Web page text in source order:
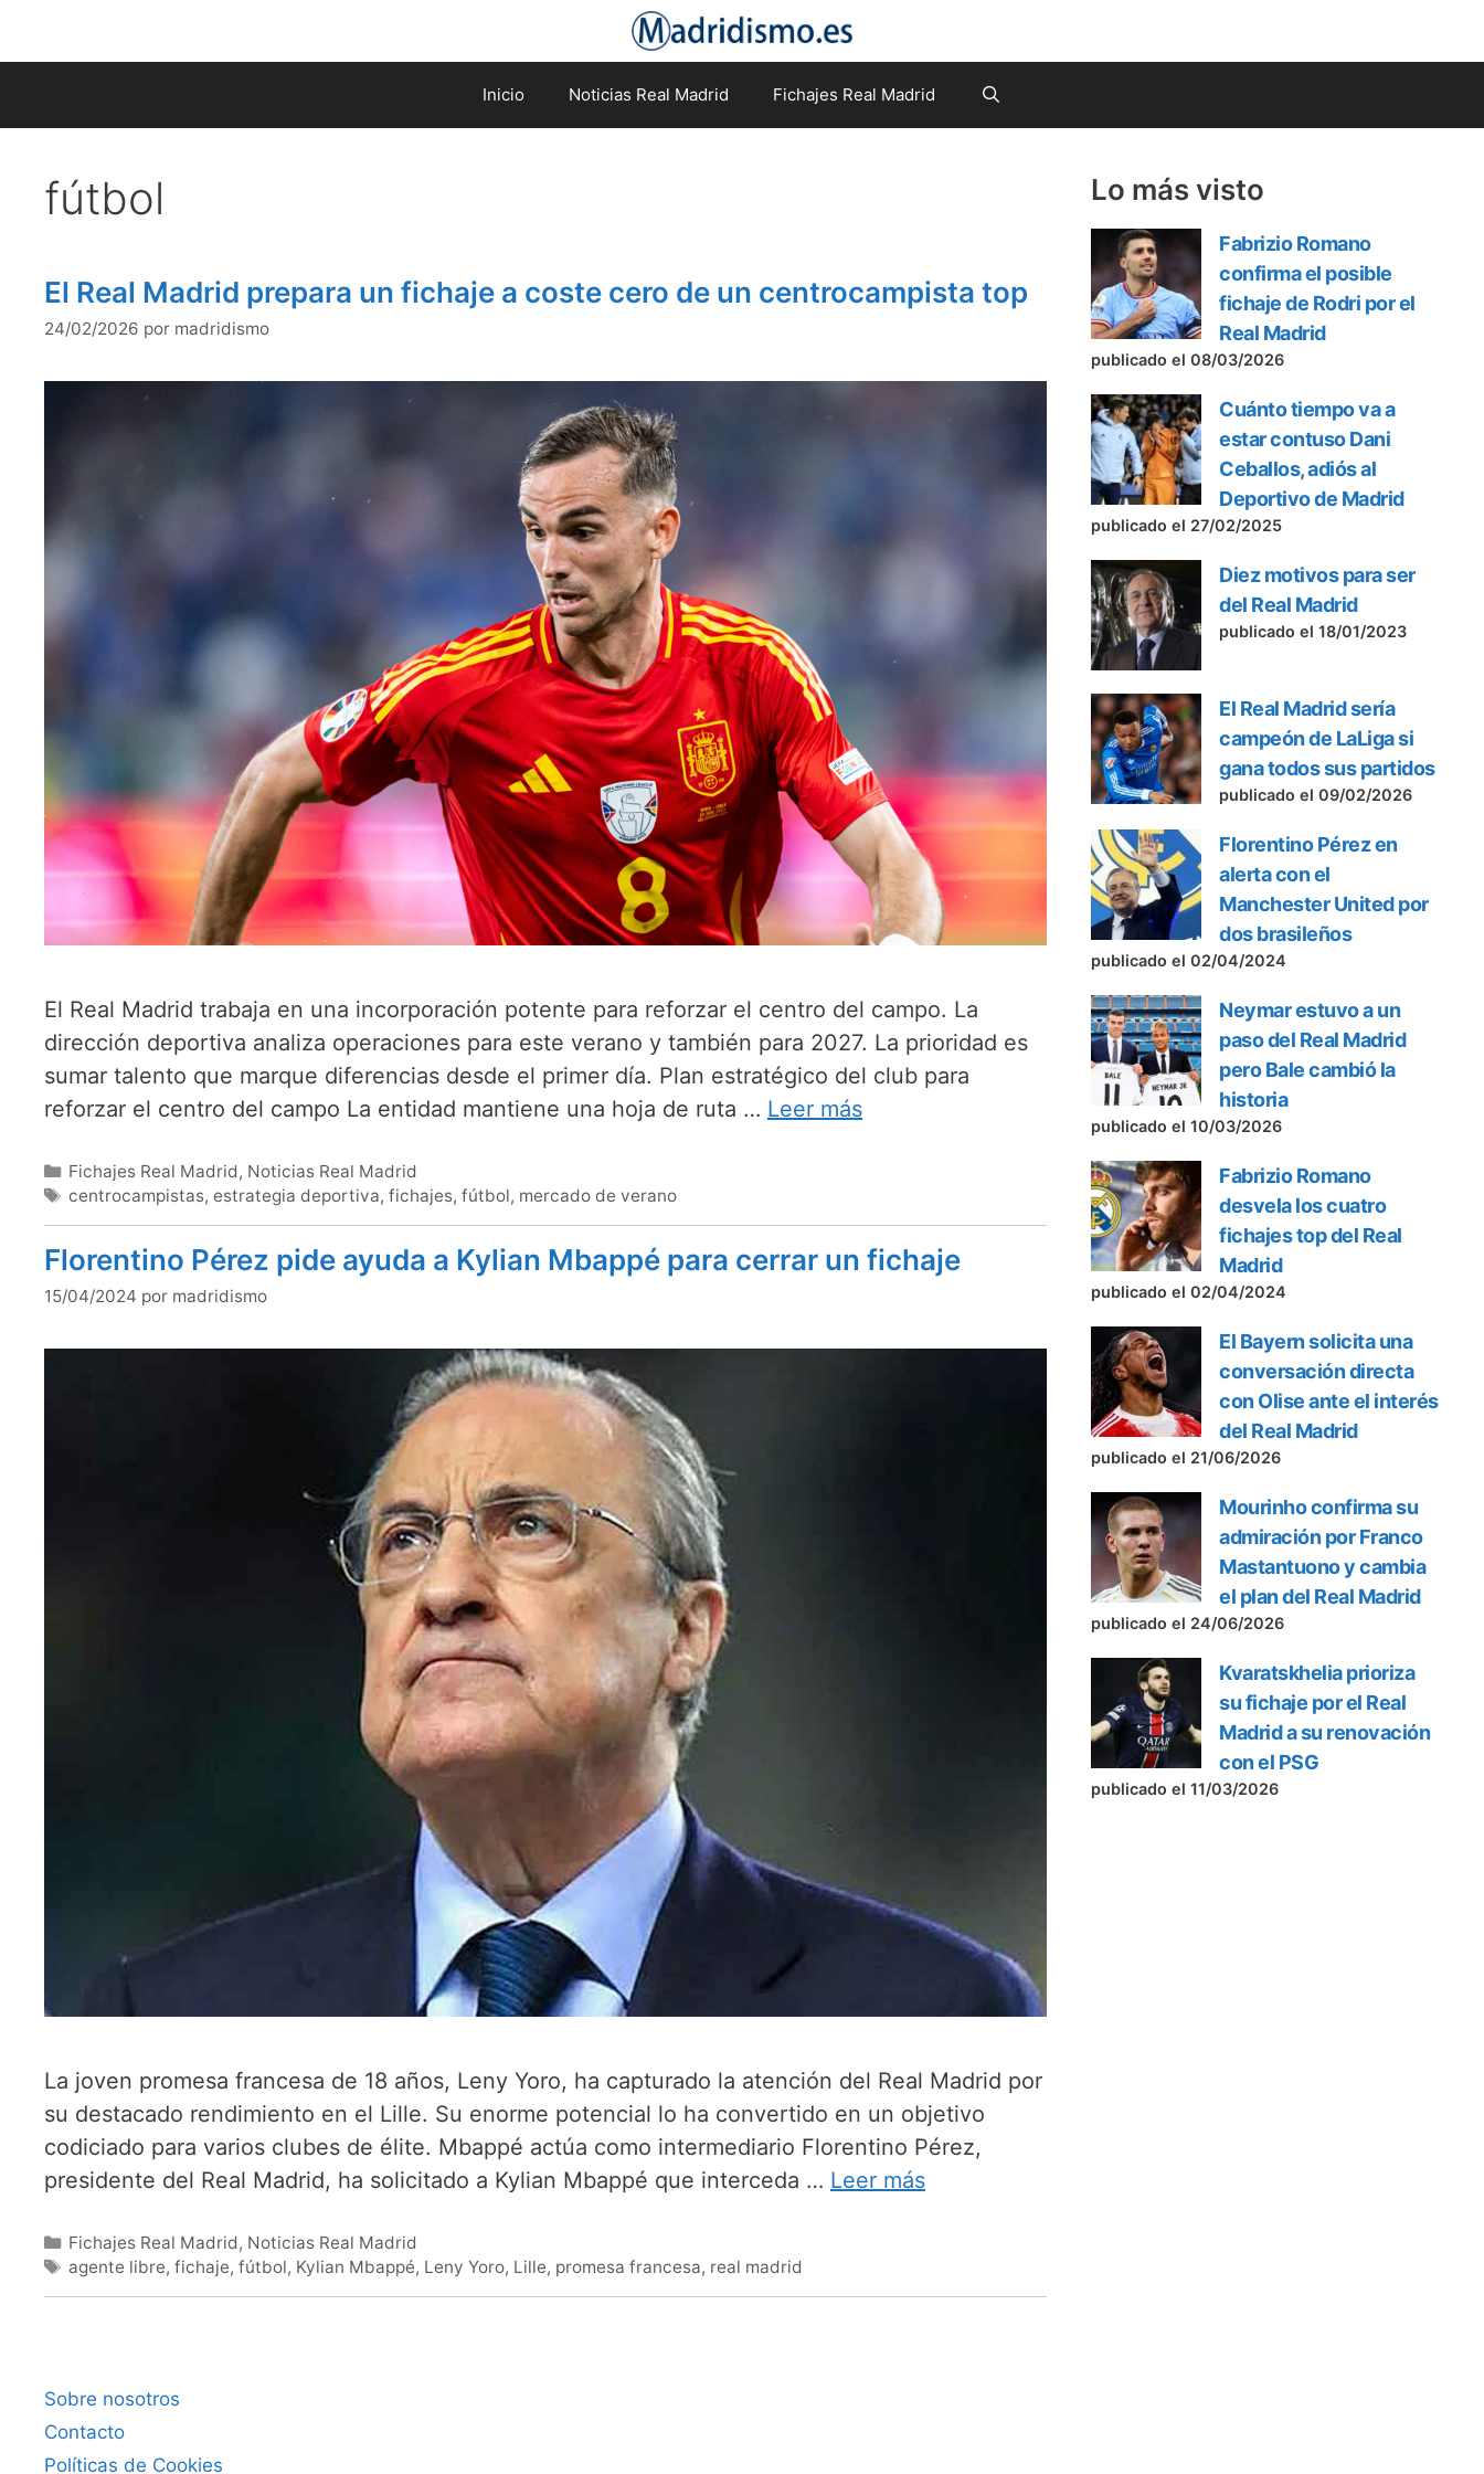
Inicio Noticias Real Madrid Fichajes Real Madrid
fútbol
El Real Madrid prepara un fichaje a coste cero de un centrocampista top
24/02/2026 por madridismo
El Real Madrid trabaja en una incorporación potente para reforzar el centro del campo. La
dirección deportiva analiza operaciones para este verano y también para 2027. La prioridad es
sumar talento que marque diferencias desde el primer día. Plan estratégico del club para
reforzar el centro del campo La entidad mantiene una hoja de ruta … Leer más
Categorías
Fichajes Real Madrid, Noticias Real Madrid
Etiquetas
centrocampistas,estrategia deportiva,fichajes,fútbol, mercado de verano
Florentino Pérez pide ayuda a Kylian Mbappé para cerrar un fichaje
15/04/2024 por madridismo
La joven promesa francesa de 18 años, Leny Yoro, ha capturado la atención del Real Madrid por
su destacado rendimiento en el Lille. Su enorme potencial lo ha convertido en un objetivo
codiciado para varios clubes de élite. Mbappé actúa como intermediario Florentino Pérez,
presidente del Real Madrid, ha solicitado a Kylian Mbappé que interceda … Leer más
Categorías
Fichajes Real Madrid, Noticias Real Madrid
Etiquetas
agente libre,fichaje,fútbol, Kylian Mbappé, Leny Yoro, Lille, promesa francesa, real madrid
Lo más visto
Fabrizio Romano
confirma el posible
fichaje de Rodri por el
Real Madrid
publicado el 08/03/2026
Cuánto tiempo va a
estar contuso Dani
Ceballos, adiós al
Deportivo de Madrid
publicado el 27/02/2025
Diez motivos para ser
del Real Madrid
publicado el 18/01/2023
El Real Madrid sería
campeón de LaLiga si
gana todos sus partidos
publicado el 09/02/2026
Florentino Pérez en
alerta con el
Manchester United por
dos brasileños
publicado el 02/04/2024
Neymar estuvo a un
paso del Real Madrid
pero Bale cambió la
historia
publicado el 10/03/2026
Fabrizio Romano
desvela los cuatro
fichajes top del Real
Madrid
publicado el 02/04/2024
El Bayern solicita una
conversación directa
con Olise ante el interés
del Real Madrid
publicado el 21/06/2026
Mourinho confirma su
admiración por Franco
Mastantuono y cambia
el plan del Real Madrid
publicado el 24/06/2026
Kvaratskhelia prioriza
su fichaje por el Real
Madrid a su renovación
con el PSG
publicado el 11/03/2026
Sobre nosotros
Contacto
Políticas de Cookies